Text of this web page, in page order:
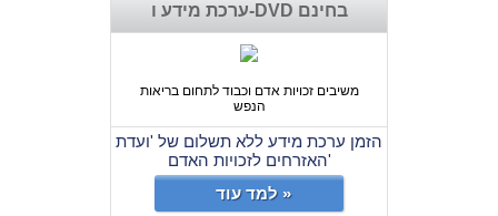
ערכת מידע ו-DVD בחינם
משיבים זכויות אדם וכבוד לתחום בריאות
הנפש
הזמן ערכת מידע ללא תשלום של 'ועדת
האזרחים לזכויות האדם'
למד עוד »